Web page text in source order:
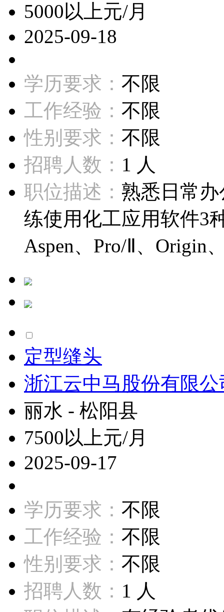
5000以上元/月
2025-09-18
学历要求： 不限
工作经验： 不限
性别要求： 不限
招聘人数： 1 人
职位描述： 熟悉日常
练使用化工应用软件3
Aspen、Pro/Ⅱ、Origin
定型缝头
浙江云中马股份有限公
丽水 - 松阳县
7500以上元/月
2025-09-17
学历要求： 不限
工作经验： 不限
性别要求： 不限
招聘人数： 1 人